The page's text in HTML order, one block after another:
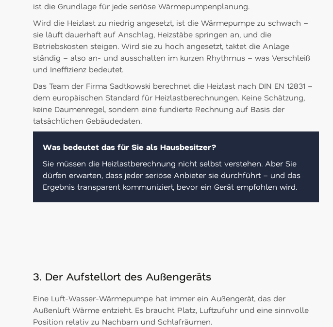
ist die Grundlage für jede seriöse Wärmepumpenplanung.
Wird die Heizlast zu niedrig angesetzt, ist die Wärmepumpe zu schwach –
sie läuft dauerhaft auf Anschlag, Heizstäbe springen an, und die
Betriebskosten steigen. Wird sie zu hoch angesetzt, taktet die Anlage
ständig – also an- und ausschalten im kurzen Rhythmus – was Verschleiß
und Ineffizienz bedeutet.
Das Team der Firma Sadtkowski berechnet die Heizlast nach DIN EN 12831 –
dem europäischen Standard für Heizlastberechnungen. Keine Schätzung,
keine Daumenregel, sondern eine fundierte Rechnung auf Basis der
tatsächlichen Gebäudedaten.
Was bedeutet das für Sie als Hausbesitzer?
Sie müssen die Heizlastberechnung nicht selbst verstehen. Aber Sie
dürfen erwarten, dass jeder seriöse Anbieter sie durchführt – und das
Ergebnis transparent kommuniziert, bevor ein Gerät empfohlen wird.
3. Der Aufstellort des Außengeräts
Eine Luft-Wasser-Wärmepumpe hat immer ein Außengerät, das der
Außenluft Wärme entzieht. Es braucht Platz, Luftzufuhr und eine sinnvolle
Position relativ zu Nachbarn und Schlafräumen.